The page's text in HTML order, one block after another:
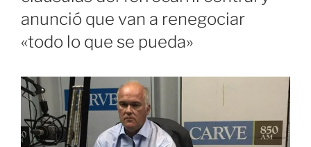
anunció que van a renegociar
«todo lo que se pueda»